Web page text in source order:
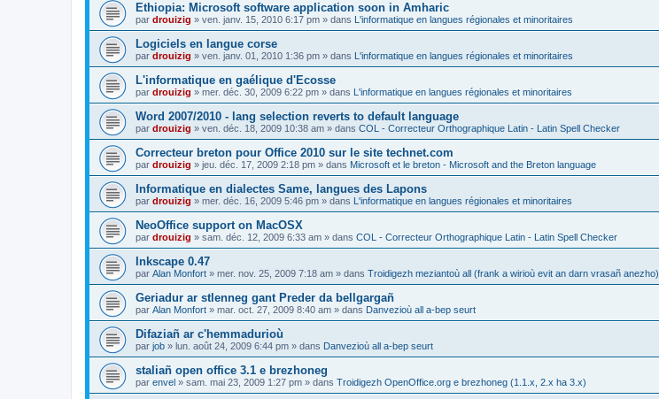
Ethiopia: Microsoft software application soon in Amharic
par drouizig » ven. janv. 15, 2010 6:17 pm » dans L'informatique en langues régionales et minoritaires
Logiciels en langue corse
par drouizig » ven. janv. 01, 2010 1:36 pm » dans L'informatique en langues régionales et minoritaires
L'informatique en gaélique d'Ecosse
par drouizig » mer. déc. 30, 2009 6:22 pm » dans L'informatique en langues régionales et minoritaires
Word 2007/2010 - lang selection reverts to default language
par drouizig » ven. déc. 18, 2009 10:38 am » dans COL - Correcteur Orthographique Latin - Latin Spell Checker
Correcteur breton pour Office 2010 sur le site technet.com
par drouizig » jeu. déc. 17, 2009 2:18 pm » dans Microsoft et le breton - Microsoft and the Breton language
Informatique en dialectes Same, langues des Lapons
par drouizig » mer. déc. 16, 2009 5:46 pm » dans L'informatique en langues régionales et minoritaires
NeoOffice support on MacOSX
par drouizig » sam. déc. 12, 2009 6:33 am » dans COL - Correcteur Orthographique Latin - Latin Spell Checker
Inkscape 0.47
par Alan Monfort » mer. nov. 25, 2009 7:18 am » dans Troidigezh meziantoù all (frank a wirioù evit an darn vrasañ anezho)
Geriadur ar stlenneg gant Preder da bellgargañ
par Alan Monfort » mar. oct. 27, 2009 8:40 am » dans Danvezioù all a-bep seurt
Difaziañ ar c'hemmadurioù
par job » lun. août 24, 2009 6:44 pm » dans Danvezioù all a-bep seurt
staliañ open office 3.1 e brezhoneg
par envel » sam. mai 23, 2009 1:27 pm » dans Troidigezh OpenOffice.org e brezhoneg (1.1.x, 2.x ha 3.x)